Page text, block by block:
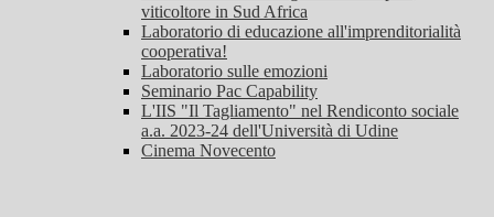
viticoltore in Sud Africa
Laboratorio di educazione all'imprenditorialità
cooperativa!
Laboratorio sulle emozioni
Seminario Pac Capability
L'IIS "Il Tagliamento" nel Rendiconto sociale
a.a. 2023-24 dell'Università di Udine
Cinema Novecento